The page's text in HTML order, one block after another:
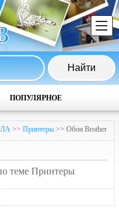
ПОПУЛЯРНОЕ
>> Принтеры >> Обои Brother
теме Принтеры